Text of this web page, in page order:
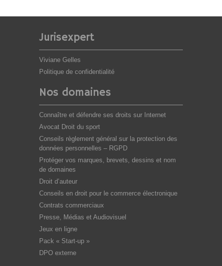
Jurisexpert
Viviane Gelles
Politique de confidentialité
Nos domaines
Connaître et défendre ses droits sur Internet
Avocat Droit du sport
Conseils règlement général sur la protection des
données personnelles – RGPD
Protéger vos marques, brevets, dessins et nom
de domaines
Droit d’auteur
Conseils en droit pour le commerce électronique
Contrats commerciaux
Presse, Médias et Audiovisuel
Jeux en ligne
Pack « Start-up »
DPO externe